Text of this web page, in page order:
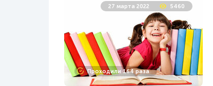
27 марта 2022 5460
Проходили 164 раза